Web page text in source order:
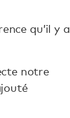
qu’il y a
notre